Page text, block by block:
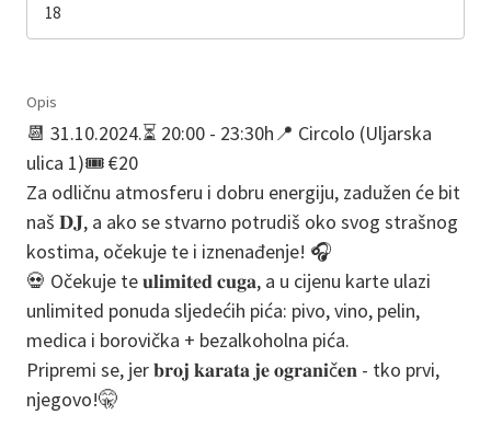
18
Opis
📆 31.10.2024.⏳ 20:00 - 23:30h📍 Circolo (Uljarska
ulica 1)🎟️ €20
Za odličnu atmosferu i dobru energiju, zadužen će bit
naš 𝐃𝐉, a ako se stvarno potrudiš oko svog strašnog
kostima, očekuje te i iznenađenje! 🎧
💀 Očekuje te 𝐮𝐥𝐢𝐦𝐢𝐭𝐞𝐝 𝐜𝐮𝐠𝐚, a u cijenu karte ulazi
unlimited ponuda sljedećih pića: pivo, vino, pelin,
medica i borovička + bezalkoholna pića.
Pripremi se, jer 𝐛𝐫𝐨𝐣 𝐤𝐚𝐫𝐚𝐭𝐚 𝐣𝐞 𝐨𝐠𝐫𝐚𝐧𝐢č𝐞𝐧 - tko prvi,
njegovo!🤫